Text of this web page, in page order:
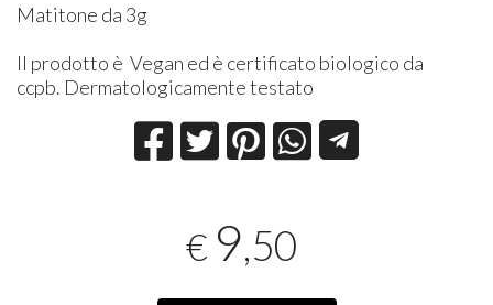
Matitone da 3g
Il prodotto è Vegan ed è certificato biologico da
ccpb. Dermatologicamente testato
€ 9,50